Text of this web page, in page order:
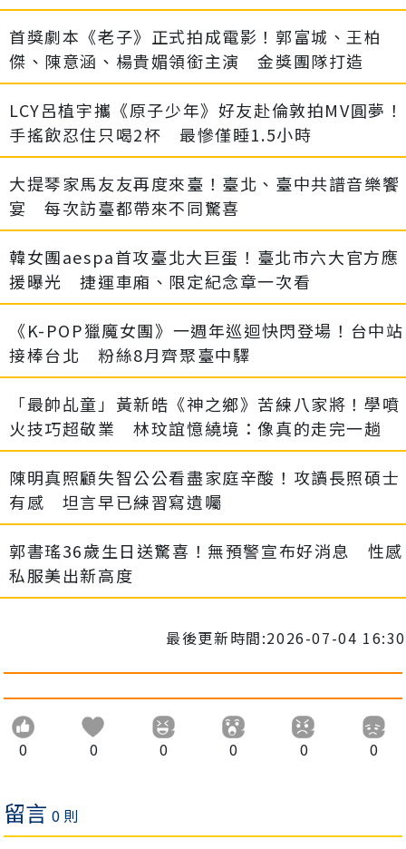
首獎劇本《老子》正式拍成電影！郭富城、王柏
傑、陳意涵、楊貴媚領銜主演 金獎團隊打造
LCY呂植宇攜《原子少年》好友赴倫敦拍MV圓夢！
手搖飲忍住只喝2杯 最慘僅睡1.5小時
大提琴家馬友友再度來臺！臺北、臺中共譜音樂饗
宴 每次訪臺都帶來不同驚喜
韓女團aespa首攻臺北大巨蛋！臺北市六大官方應
援曝光 捷運車廂、限定紀念章一次看
《K-POP獵魔女團》一週年巡迴快閃登場！台中站
接棒台北 粉絲8月齊聚臺中驛
「最帥乩童」黃新皓《神之鄉》苦練八家將！學噴
火技巧超敬業 林玟誼憶繞境：像真的走完一趟
陳明真照顧失智公公看盡家庭辛酸！攻讀長照碩士
有感 坦言早已練習寫遺囑
郭書瑤36歲生日送驚喜！無預警宣布好消息 性感
私服美出新高度
最後更新時間:2026-07-04 16:30
0 0 0 0 0 0